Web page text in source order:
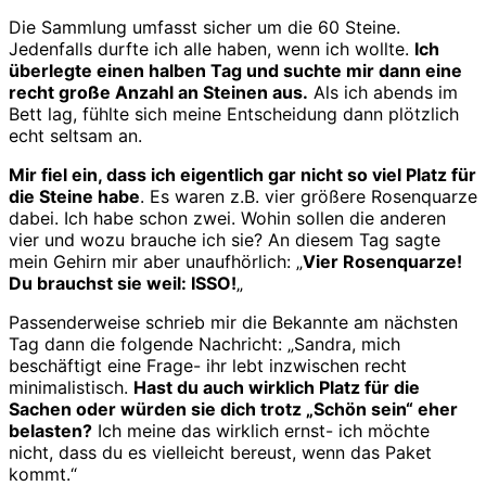
Die Sammlung umfasst sicher um die 60 Steine.
Jedenfalls durfte ich alle haben, wenn ich wollte. Ich
überlegte einen halben Tag und suchte mir dann eine
recht große Anzahl an Steinen aus. Als ich abends im
Bett lag, fühlte sich meine Entscheidung dann plötzlich
echt seltsam an.
Mir fiel ein, dass ich eigentlich gar nicht so viel Platz für
die Steine habe. Es waren z.B. vier größere Rosenquarze
dabei. Ich habe schon zwei. Wohin sollen die anderen
vier und wozu brauche ich sie? An diesem Tag sagte
mein Gehirn mir aber unaufhörlich: „Vier Rosenquarze!
Du brauchst sie weil: ISSO!„
Passenderweise schrieb mir die Bekannte am nächsten
Tag dann die folgende Nachricht: „Sandra, mich
beschäftigt eine Frage- ihr lebt inzwischen recht
minimalistisch. Hast du auch wirklich Platz für die
Sachen oder würden sie dich trotz „Schön sein“ eher
belasten? Ich meine das wirklich ernst- ich möchte
nicht, dass du es vielleicht bereust, wenn das Paket
kommt.“